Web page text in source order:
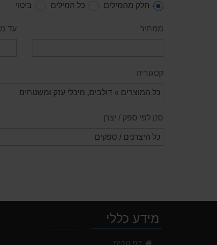
חלק מהמילים כל המילים ביטוי
ממחיר עד
קטגוריה
סנן לפי ספק / יצרן
מידע כללי